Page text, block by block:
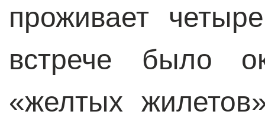
проживает
встрече было
«желтых